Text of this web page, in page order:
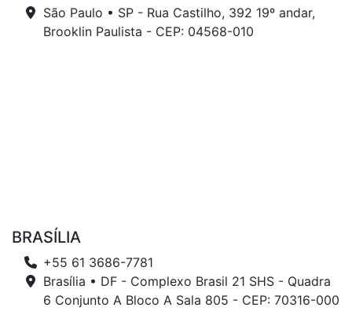
São Paulo • SP - Rua Castilho, 392 19º andar,
Brooklin Paulista - CEP: 04568-010
BRASÍLIA
+55 61 3686-7781
Brasília • DF - Complexo Brasil 21 SHS - Quadra
6 Conjunto A Bloco A Sala 805 - CEP: 70316-000